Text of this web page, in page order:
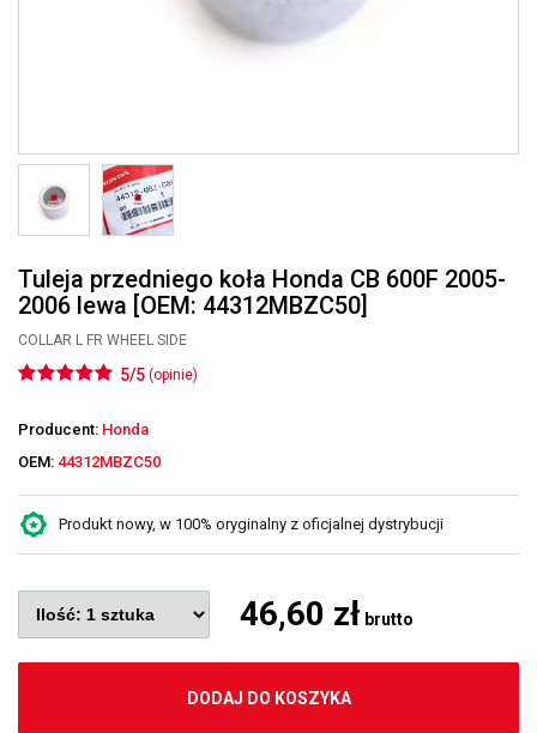
Tuleja przedniego koła Honda CB 600F 2005-
2006 lewa [OEM: 44312MBZC50]
COLLAR L FR WHEEL SIDE
5/5 (opinie)
Producent: Honda
OEM: 44312MBZC50
Produkt nowy, w 100% oryginalny z oficjalnej dystrybucji
46,60 zł brutto
DODAJ DO KOSZYKA